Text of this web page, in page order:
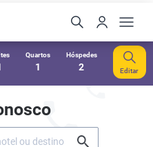
Quartos
1
Hóspedes
2 Editar